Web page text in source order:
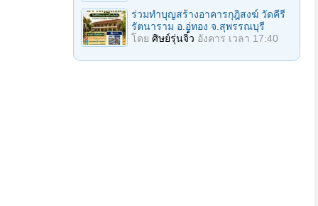
ร่วมทำบุญสร้างอาคารกุฎิสงฆ์ วัดคีรี
รัตนาราม อ.อู่ทอง จ.สุพรรณบุรี
โดย ศิษย์รุ่นจิ๋ว อังคาร เวลา 17:40